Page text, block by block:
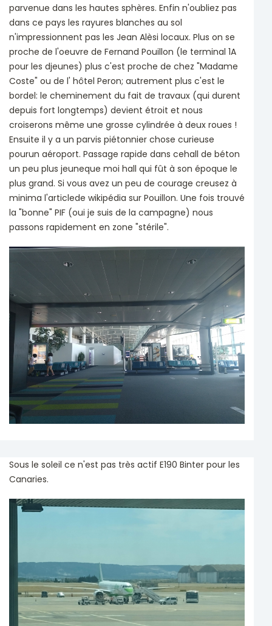
parvenue dans les hautes sphères. Enfin n'oubliez pas
dans ce pays les rayures blanches au sol
n'impressionnent pas les Jean Alèsi locaux. Plus on se
proche de l'oeuvre de Fernand Pouillon (le terminal 1A
pour les djeunes) plus c'est proche de chez "Madame
Coste" ou de l' hôtel Peron; autrement plus c'est le
bordel: le cheminement du fait de travaux (qui durent
depuis fort longtemps) devient étroit et nous
croiserons même une grosse cylindrée à deux roues !
Ensuite il y a un parvis piétonnier chose curieuse
pourun aéroport. Passage rapide dans cehall de béton
un peu plus jeuneque moi hall qui fût à son époque le
plus grand. Si vous avez un peu de courage creusez à
minima l'articlede wikipédia sur Pouillon. Une fois trouvé
la "bonne" PIF (oui je suis de la campagne) nous
passons rapidement en zone "stérile".
Sous le soleil ce n'est pas très actif E190 Binter pour les
Canaries.